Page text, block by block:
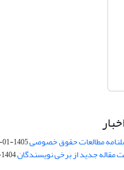
مطالعات حقوق خصوصی1405-01-01
مقاله جدید از برخی نویسندگان1404-03-20